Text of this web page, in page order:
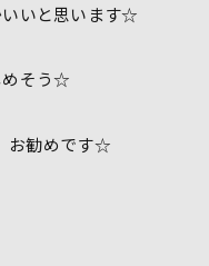
いと思います☆
めそう☆
お勧めです☆